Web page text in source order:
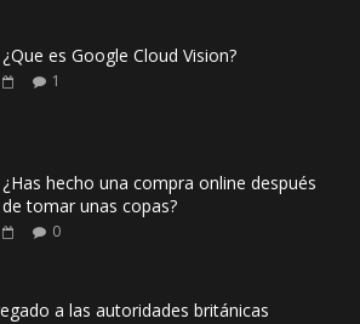
¿Que es Google Cloud Vision?
1
¿Has hecho una compra online después
de tomar unas copas?
0
a las autoridades británicas